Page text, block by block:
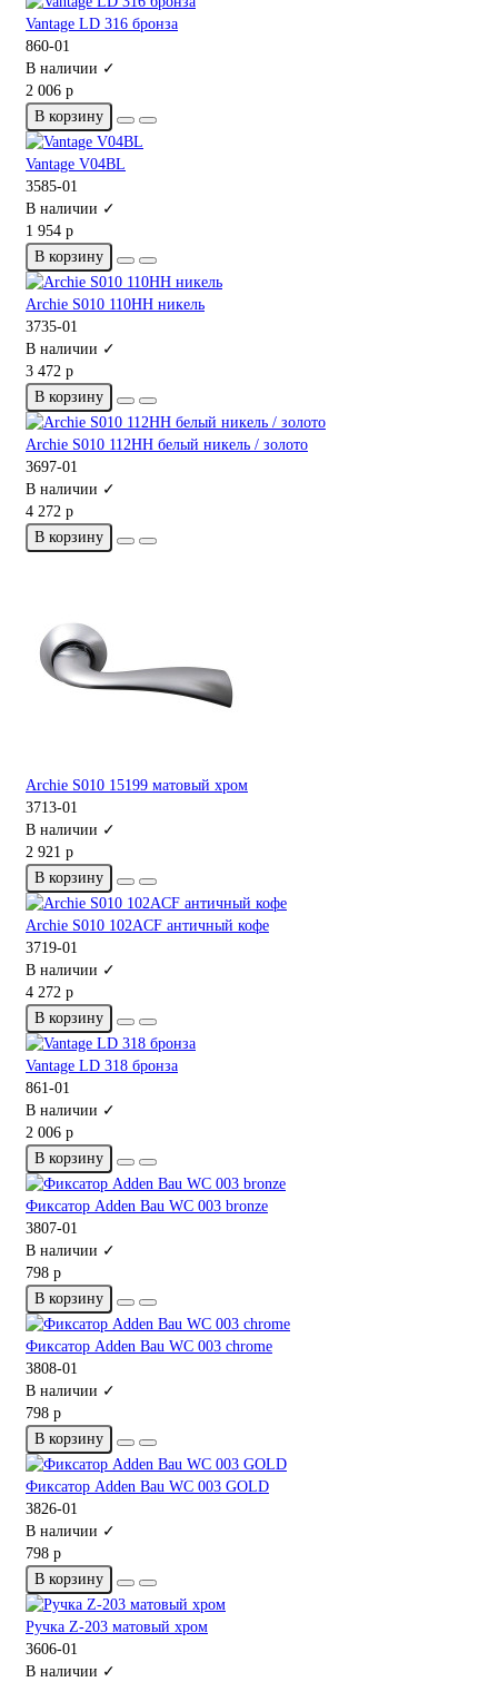
Vantage LD 316 бронза
860-01
В наличии ✓
2 006 р
В корзину
Vantage V04BL
3585-01
В наличии ✓
1 954 р
В корзину
Archie S010 110HH никель
3735-01
В наличии ✓
3 472 р
В корзину
Archie S010 112HH белый никель / золото
3697-01
В наличии ✓
4 272 р
В корзину
Archie S010 15199 матовый хром
3713-01
В наличии ✓
2 921 р
В корзину
Archie S010 102ACF античный кофе
3719-01
В наличии ✓
4 272 р
В корзину
Vantage LD 318 бронза
861-01
В наличии ✓
2 006 р
В корзину
Фиксатор Adden Bau WC 003 bronze
3807-01
В наличии ✓
798 р
В корзину
Фиксатор Adden Bau WC 003 chrome
3808-01
В наличии ✓
798 р
В корзину
Фиксатор Adden Bau WC 003 GOLD
3826-01
В наличии ✓
798 р
В корзину
Ручка Z-203 матовый хром
3606-01
В наличии ✓